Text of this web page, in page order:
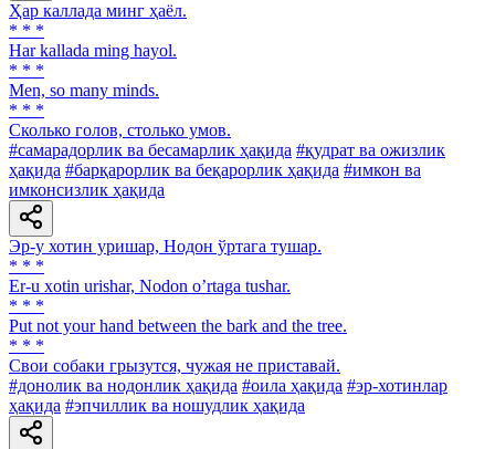
Ҳар каллада минг ҳаёл.
* * *
Har kallada ming hayol.
* * *
Men, so many minds.
* * *
Сколько голов, столько умов.
#самарадорлик ва бесамарлик ҳақида #қудрат ва ожизлик
ҳақида #барқарорлик ва беқарорлик ҳақида #имкон ва
имконсизлик ҳақида
Эр-у хотин уришар, Нодон ўртага тушар.
* * *
Er-u xotin urishar, Nodon oʼrtaga tushar.
* * *
Put not your hand between the bark and the tree.
* * *
Свои собаки грызутся, чужая не приставай.
#донолик ва нодонлик ҳақида #оила ҳақида #эр-хотинлар
ҳақида #эпчиллик ва ношудлик ҳақида